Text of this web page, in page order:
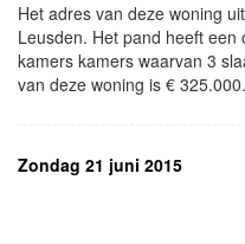
Het adres van deze woning
Leusden. Het pand heeft een
kamers kamers waarvan 3
van deze woning is € 325.000.
Zondag 21 juni 2015